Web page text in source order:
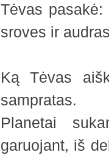
Tėvas
sroves ir
Ką Tėvas
sampratas.
Planetai
garuojant, iš